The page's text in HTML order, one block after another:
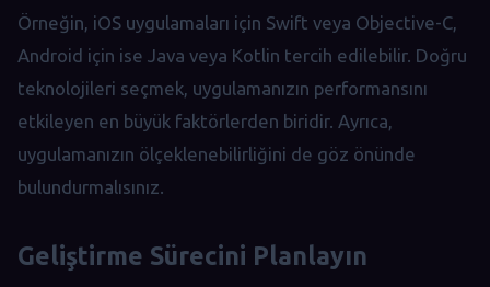
Örneğin, iOS uygulamaları için Swift veya Objective-C,
Android için ise Java veya Kotlin tercih edilebilir. Doğru
teknolojileri seçmek, uygulamanızın performansını
etkileyen en büyük faktörlerden biridir. Ayrıca,
uygulamanızın ölçeklenebilirliğini de göz önünde
bulundurmalısınız.
Geliştirme Sürecini Planlayın